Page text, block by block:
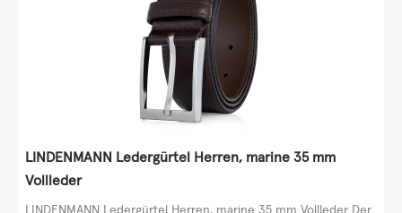
LINDENMANN Ledergürtel Herren, marine 35 mm
Vollleder
LINDENMANN Ledergürtel Herren, marine 35 mm Vollleder Der